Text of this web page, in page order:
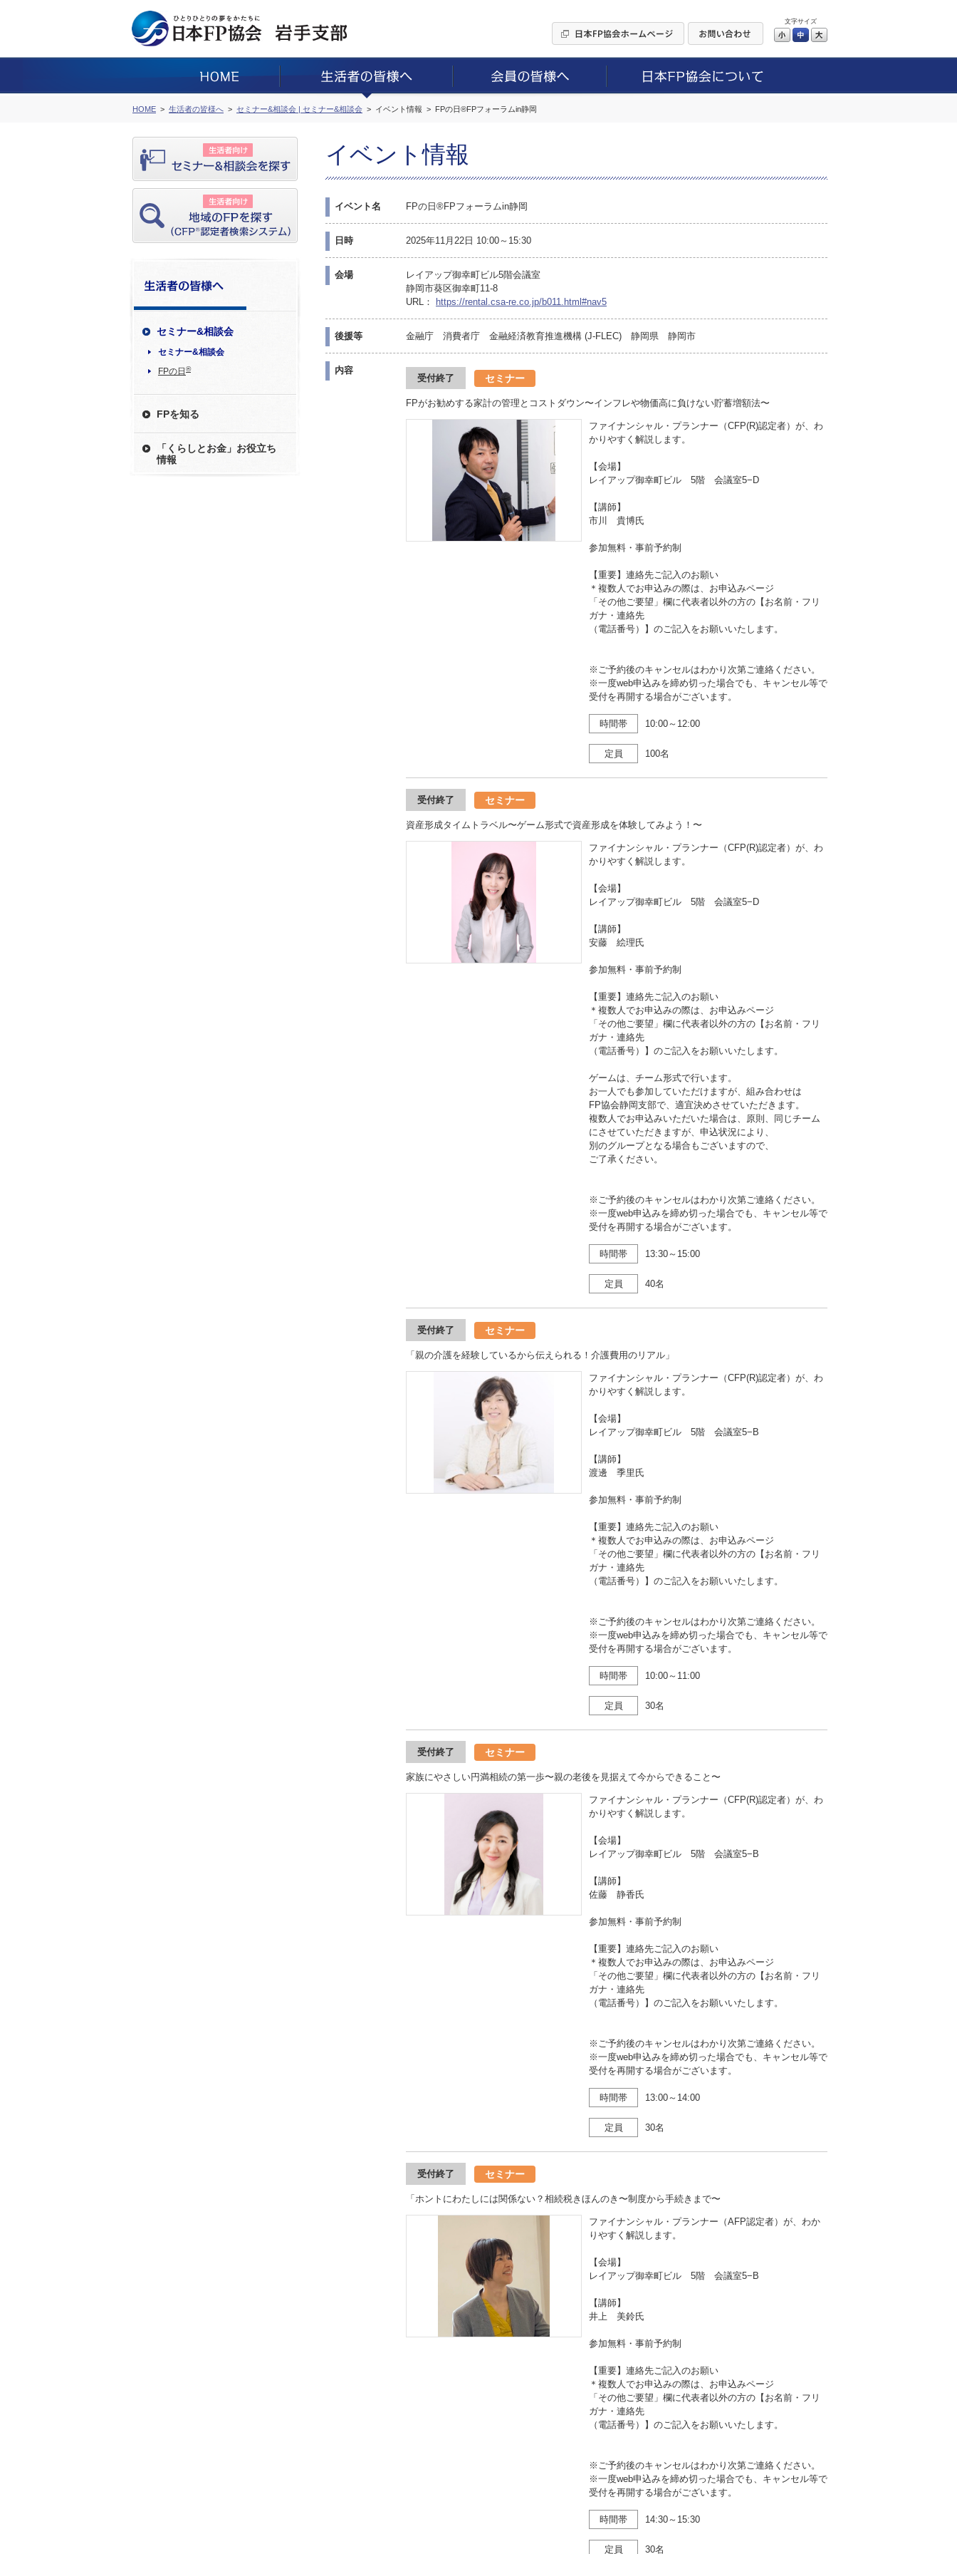
文字サイズ
小 中
HOME 生活者の皆様へ セミナー&相談会 | セミナー&相談会 イベント情報 FPの日®FPフォーラムin静岡
セミナー&相談会
セミナー&相談会
FPの日 ®
FPを知る
「くらしとお金」お役立ち
情報
イベント情報
イベント名 FPの日®FPフォーラムin静岡
日時 2025年11月22日 10:00～15:30
会場
レイアップ御幸町ビル5階会議室
静岡市葵区御幸町11-8
URL：
https://rental.csa-re.co.jp/b011.html#nav5
後援等 金融庁 消費者庁 金融経済教育推進機構 (J-FLEC) 静岡県 静岡市
内容
受付終了 セミナー
FPがお勧めする家計の管理とコストダウン〜インフレや物価高に負けない貯蓄増額法〜
ファイナンシャル・プランナー（CFP(R)認定者）が、わ
かりやすく解説します。
【会場】
レイアップ御幸町ビル 5階 会議室5−D
【講師】
市川 貴博氏
参加無料・事前予約制
【重要】連絡先ご記入のお願い
＊複数人でお申込みの際は、お申込みページ
「その他ご要望」欄に代表者以外の方の【お名前・フリ
ガナ・連絡先
（電話番号）】のご記入をお願いいたします。
※ご予約後のキャンセルはわかり次第ご連絡ください。
※一度web申込みを締め切った場合でも、キャンセル等で
受付を再開する場合がございます。
時間帯 10:00～12:00
定員 100名
受付終了 セミナー
資産形成タイムトラベル〜ゲーム形式で資産形成を体験してみよう！〜
ファイナンシャル・プランナー（CFP(R)認定者）が、わ
かりやすく解説します。
【会場】
レイアップ御幸町ビル 5階 会議室5−D
【講師】
安藤 絵理氏
参加無料・事前予約制
【重要】連絡先ご記入のお願い
＊複数人でお申込みの際は、お申込みページ
「その他ご要望」欄に代表者以外の方の【お名前・フリ
ガナ・連絡先
（電話番号）】のご記入をお願いいたします。
ゲームは、チーム形式で行います。
お一人でも参加していただけますが、組み合わせは
FP協会静岡支部で、適宜決めさせていただきます。
複数人でお申込みいただいた場合は、原則、同じチーム
にさせていただきますが、申込状況により、
別のグループとなる場合もございますので、
ご了承ください。
※ご予約後のキャンセルはわかり次第ご連絡ください。
※一度web申込みを締め切った場合でも、キャンセル等で
受付を再開する場合がございます。
時間帯 13:30～15:00
定員 40名
受付終了 セミナー
「親の介護を経験しているから伝えられる！介護費用のリアル」
ファイナンシャル・プランナー（CFP(R)認定者）が、わ
かりやすく解説します。
【会場】
レイアップ御幸町ビル 5階 会議室5−B
【講師】
渡邊 季里氏
参加無料・事前予約制
【重要】連絡先ご記入のお願い
＊複数人でお申込みの際は、お申込みページ
「その他ご要望」欄に代表者以外の方の【お名前・フリ
ガナ・連絡先
（電話番号）】のご記入をお願いいたします。
※ご予約後のキャンセルはわかり次第ご連絡ください。
※一度web申込みを締め切った場合でも、キャンセル等で
受付を再開する場合がございます。
時間帯 10:00～11:00
定員 30名
受付終了 セミナー
家族にやさしい円満相続の第一歩〜親の老後を見据えて今からできること〜
ファイナンシャル・プランナー（CFP(R)認定者）が、わ
かりやすく解説します。
【会場】
レイアップ御幸町ビル 5階 会議室5−B
【講師】
佐藤 静香氏
参加無料・事前予約制
【重要】連絡先ご記入のお願い
＊複数人でお申込みの際は、お申込みページ
「その他ご要望」欄に代表者以外の方の【お名前・フリ
ガナ・連絡先
（電話番号）】のご記入をお願いいたします。
※ご予約後のキャンセルはわかり次第ご連絡ください。
※一度web申込みを締め切った場合でも、キャンセル等で
受付を再開する場合がございます。
時間帯 13:00～14:00
定員 30名
受付終了 セミナー
「ホントにわたしには関係ない？相続税きほんのき〜制度から手続きまで〜
ファイナンシャル・プランナー（AFP認定者）が、わか
りやすく解説します。
【会場】
レイアップ御幸町ビル 5階 会議室5−B
【講師】
井上 美鈴氏
参加無料・事前予約制
【重要】連絡先ご記入のお願い
＊複数人でお申込みの際は、お申込みページ
「その他ご要望」欄に代表者以外の方の【お名前・フリ
ガナ・連絡先
（電話番号）】のご記入をお願いいたします。
※ご予約後のキャンセルはわかり次第ご連絡ください。
※一度web申込みを締め切った場合でも、キャンセル等で
受付を再開する場合がございます。
時間帯 14:30～15:30
定員 30名